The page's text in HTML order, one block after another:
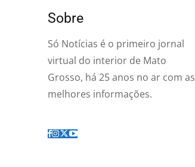
Sobre
Só Notícias é o primeiro jornal
virtual do interior de Mato
Grosso, há 25 anos no ar com as
melhores informações.